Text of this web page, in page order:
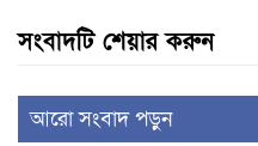
সংবাদটি শেয়ার করুন
আরো সংবাদ পড়ুন